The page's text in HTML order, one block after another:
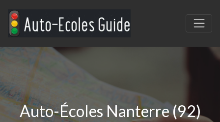
Auto-Écoles Nanterre (92)